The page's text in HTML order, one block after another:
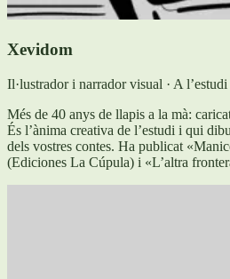
Xevidom
Il·lustrador i narrador visual · A
Més de 40 anys de llapis a la mà:
És l’ànima creativa de l’estudi i qui
dels vostres contes. Ha publicat
(Ediciones La Cúpula) i «L’altra